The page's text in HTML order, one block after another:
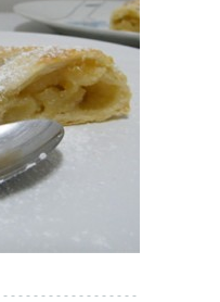
AVENTURA GASTRON